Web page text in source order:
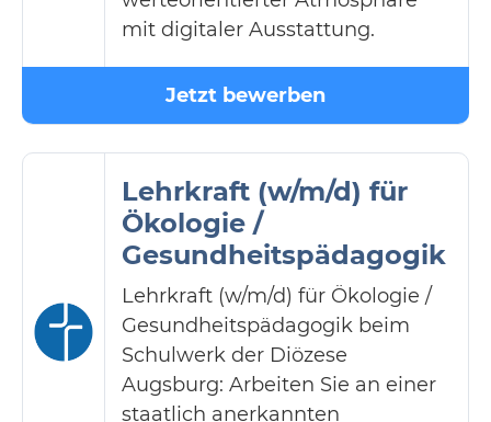
mit digitaler Ausstattung.
Jetzt bewerben
Lehrkraft (w/m/d) für
Ökologie /
Gesundheitspädagogik
Lehrkraft (w/m/d) für Ökologie /
Gesundheitspädagogik beim
Schulwerk der Diözese
Augsburg: Arbeiten Sie an einer
staatlich anerkannten